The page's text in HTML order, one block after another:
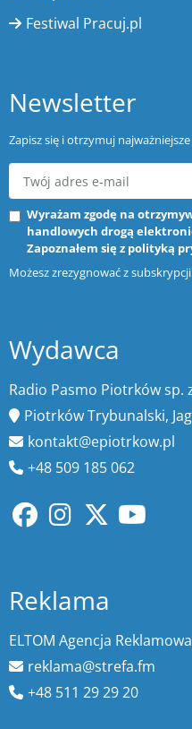
Festiwal Pracuj.pl
Newsletter
Zapisz się i otrzymuj
Wyrażam zgodę na
handlowych drogą
Zapoznałem się z polityką
Możesz zrezygnować z
Wydawca
Radio Pasmo Piotrków sp.
Piotrków Trybunalski,
kontakt@epiotrkow.pl
+48 509 185 062
Reklama
ELTOM Agencja Reklamowa
reklama@strefa.fm
+48 511 29 29 20